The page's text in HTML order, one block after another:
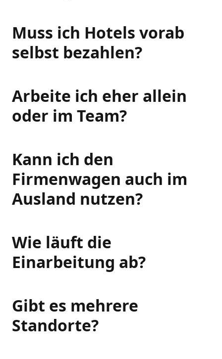
Muss ich Hotels vorab
selbst bezahlen?
Arbeite ich eher allein
oder im Team?
Kann ich den
Firmenwagen auch im
Ausland nutzen?
Wie läuft die
Einarbeitung ab?
Gibt es mehrere
Standorte?